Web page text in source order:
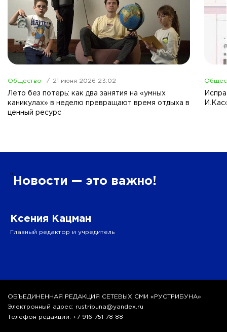
Общество 21 июня 2026 23:02
Лето без потерь: как два занятия на «умных
каникулах» в неделю превращают время отдыха в
ценный ресурс
” Новости — это важно!
Ксения Кацман
Главный редактор и учредитель
ОБЪЕДИНЕННАЯ РЕДАКЦИЯ СЕТЕВЫХ СМИ «РУСТРИБУНА»
Электронный адрес: rustribuna@yandex.ru
Телефон редакции: +7 916 751 78 88